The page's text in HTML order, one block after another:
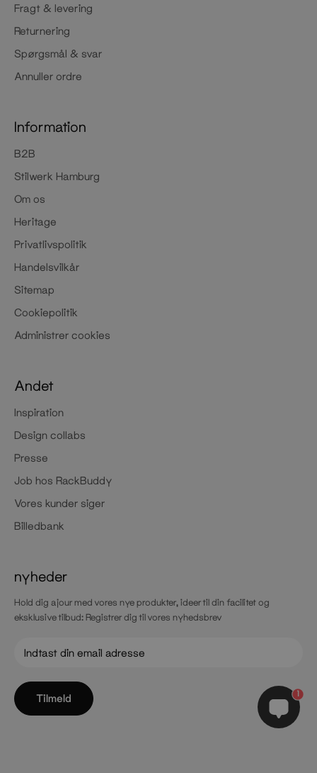
Fragt & levering
Returnering
Spørgsmål & svar
Annuller ordre
Information
B2B
Stilwerk Hamburg
Om os
Heritage
Privatlivspolitik
Handelsvilkår
Sitemap
Cookiepolitik
Administrer cookies
Andet
Inspiration
Design collabs
Presse
Job hos RackBuddy
Vores kunder siger
Billedbank
nyheder
Hold dig ajour med vores nye produkter, ideer til din facilitet og
eksklusive tilbud: Registrer dig til vores nyhedsbrev
Tilmeld 1